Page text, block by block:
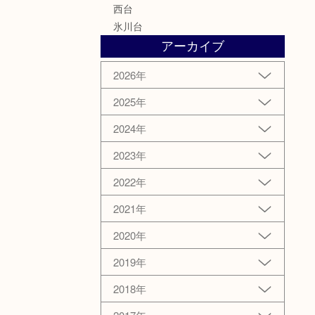
西台
氷川台
アーカイブ
2026年
2025年
2024年
2023年
2022年
2021年
2020年
2019年
2018年